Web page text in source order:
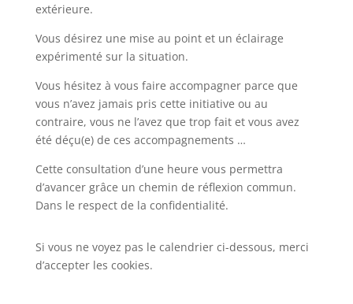
extérieure.
Vous désirez une mise au point et un éclairage
expérimenté sur la situation.
Vous hésitez à vous faire accompagner parce que
vous n’avez jamais pris cette initiative ou au
contraire, vous ne l’avez que trop fait et vous avez
été déçu(e) de ces accompagnements …
Cette consultation d’une heure vous permettra
d’avancer grâce un chemin de réflexion commun.
Dans le respect de la confidentialité.
Si vous ne voyez pas le calendrier ci-dessous, merci
d’accepter les cookies.